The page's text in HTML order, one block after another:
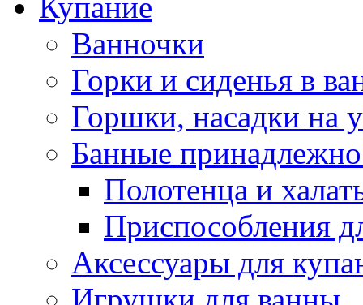
Ванночки
Горки и сиденья в
Горшки, насадки на
Банные
Полотенца и
Приспособления
Аксессуары для